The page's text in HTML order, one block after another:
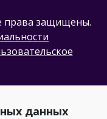
права защищены.
данных